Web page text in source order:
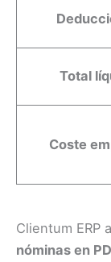
Total
Coste
Clientum ERP
nóminas en